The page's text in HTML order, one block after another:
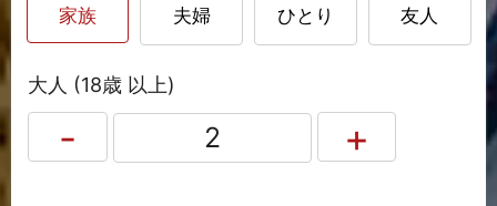
家族 夫婦 ひとり 友人
大人 (18歳 以上)